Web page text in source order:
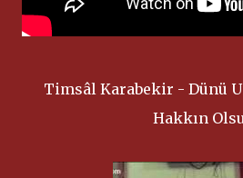
Timsâl Karabekir - Dünü
Hakkın